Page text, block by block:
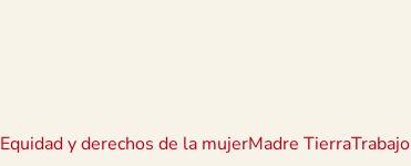
Equidad y derechos de la mujerMadre TierraTrabajo